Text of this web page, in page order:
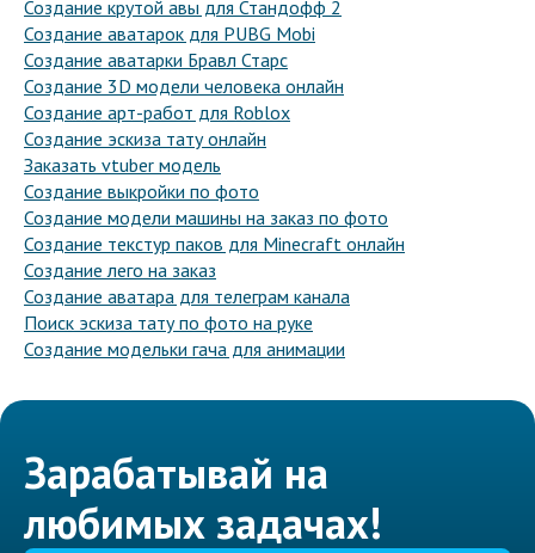
Создание крутой авы для Стандофф 2
Создание аватарок для PUBG Mobi
Создание аватарки Бравл Старс
Создание 3D модели человека онлайн
Создание арт-работ для Roblox
Создание эскиза тату онлайн
Заказать vtuber модель
Создание выкройки по фото
Создание модели машины на заказ по фото
Создание текстур паков для Minecraft онлайн
Создание лего на заказ
Создание аватара для телеграм канала
Поиск эскиза тату по фото на руке
Создание модельки гача для анимации
Зарабатывай на
любимых задачах!